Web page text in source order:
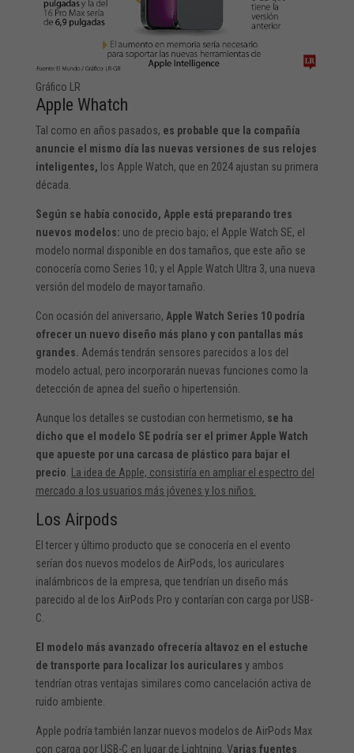
Gráfico LR
Apple Whatch
Tal como en años pasados, es probable que la compañía
anuncie el mismo día las nuevas versiones de sus relojes
inteligentes, los Apple Watch, que en 2024 ajustan su primera
década.
Según se había conocido, Apple está preparando tres
nuevos modelos: uno de precio bajo; el Apple Watch SE, el
modelo normal disponible en dos tamaños, que este año se
conocería como Series 10; y el Apple Watch Ultra 3, una nueva
versión del modelo de mayor tamaño.
Con ocasión del aniversario, Apple Watch Series 10 podría
ofrecer un nuevo diseño más plano y con pantallas más
grandes. Además tendrán sensores parecidos a los del
modelo actual, pero incorporarán nuevas funciones como la
detección de apnea del sueño o hipertensión.
Aunque los detalles se custodian con hermetismo, se ha
dicho que el modelo SE podría ser el primer Apple Watch
que apueste por una carcasa de plástico para bajar el
precio La idea de Apple, consistiría en ampliar el espectro del
mercado a los usuarios más jóvenes y los niños.
Los Airpods
El tercer y último producto que se conocería en el evento
serían dos nuevos modelos de AirPods, los auriculares
inalámbricos de la empresa, que tendrían un diseño más
parecido al de los AirPods Pro y contarían con carga por USB-
C.
El modelo más avanzado ofrecería altavoz en el estuche
de transporte para localizar los auriculares y ambos
tendrían otras ventajas similares como cancelación activa de
ruido ambiente.
Apple podría también lanzar nuevos modelos de AirPods Max
con carga por USB-C en lugar de Lightning. Varias fuentes